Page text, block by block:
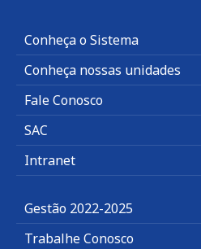
Conheça o Sistema
Conheça nossas unidades
Fale Conosco
SAC
Intranet
Gestão 2022-2025
Trabalhe Conosco